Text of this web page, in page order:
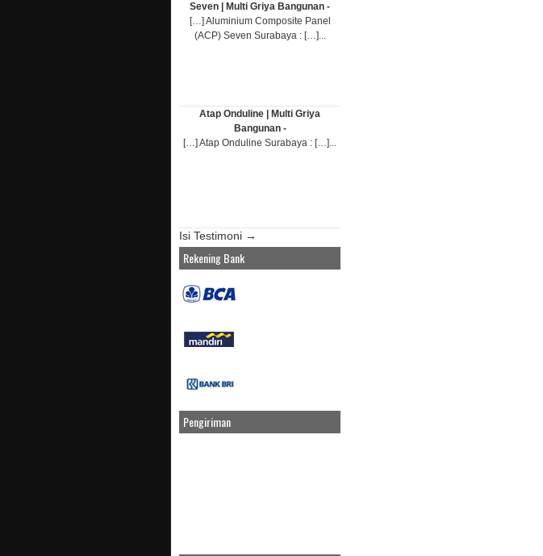
Seven | Multi Griya Bangunan -
[…] Aluminium Composite Panel
(ACP) Seven Surabaya : […]...
Atap Onduline | Multi Griya
Bangunan -
[…] Atap Onduline Surabaya : […]...
Isi Testimoni →
Rekening Bank
Pengiriman